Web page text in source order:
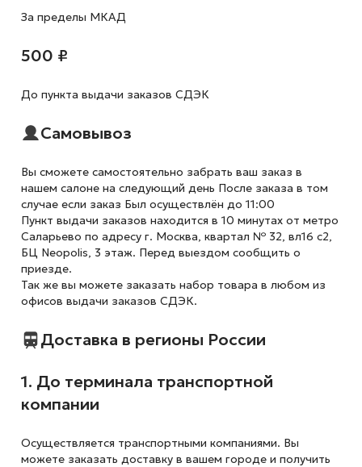
За пределы МКАД
500 ₽
До пункта выдачи заказов СДЭК
Самовывоз
Вы сможете самостоятельно забрать ваш заказ в
нашем салоне на следующий день После заказа в том
случае если заказ Был осуществлён до 11:00
Пункт выдачи заказов находится в 10 минутах от метро
Саларьево по адресу г. Москва, квартал № 32, вл16 с2,
БЦ Neopolis, 3 этаж. Перед выездом сообщить о
приезде.
Так же вы можете заказать набор товара в любом из
офисов выдачи заказов СДЭК.
Доставка в регионы России
1. До терминала транспортной
компании
Осуществляется транспортными компаниями. Вы
можете заказать доставку в вашем городе и получить